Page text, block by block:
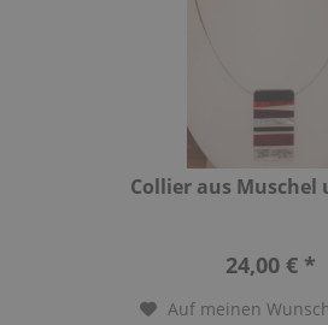
Collier aus Muschel
24,00 € *
Auf meinen